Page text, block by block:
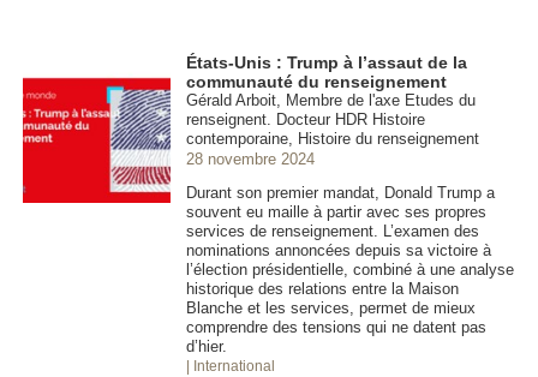
États-Unis : Trump à l’assaut de la
communauté du renseignement
Gérald Arboit, Membre de l'axe Etudes du
renseignent. Docteur HDR Histoire
contemporaine, Histoire du renseignement
28 novembre 2024
Durant son premier mandat, Donald Trump a
souvent eu maille à partir avec ses propres
services de renseignement. L’examen des
nominations annoncées depuis sa victoire à
l’élection présidentielle, combiné à une analyse
historique des relations entre la Maison
Blanche et les services, permet de mieux
comprendre des tensions qui ne datent pas
d’hier.
| International